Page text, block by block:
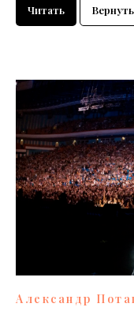
Читать
Александр